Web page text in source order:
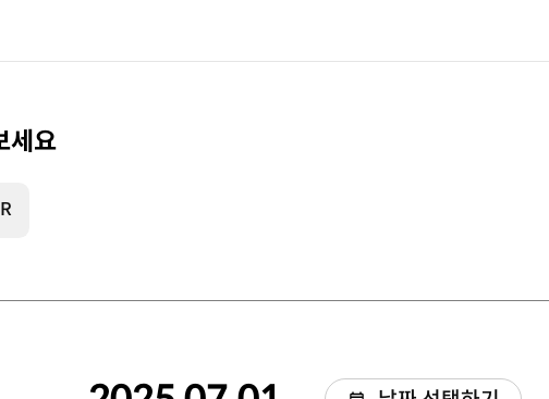
세요